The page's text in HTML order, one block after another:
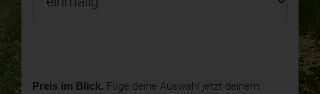
Preis im Blick. Füge deine Auswahl jetzt deinem